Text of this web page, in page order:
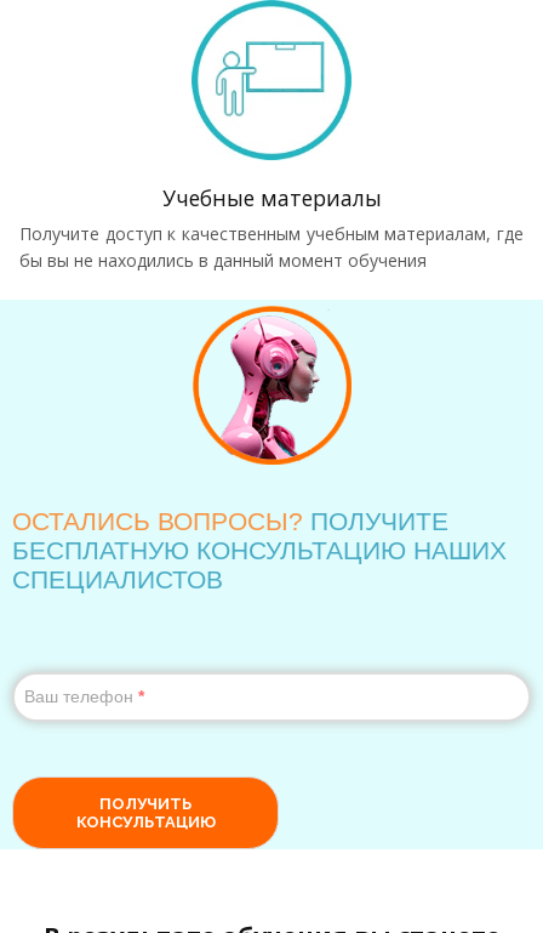
Учебные материалы
Получите доступ к качественным учебным материалам, где
бы вы не находились в данный момент обучения